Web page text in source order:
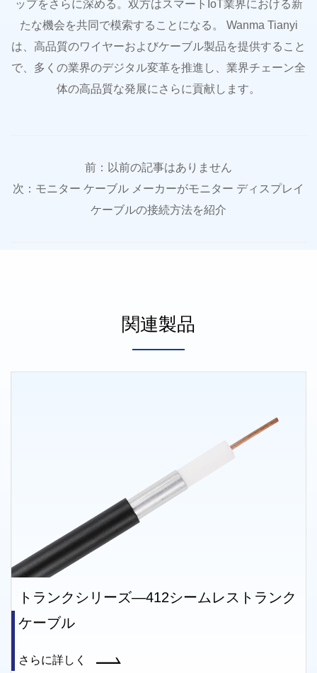
ップをさらに深める。双方はスマートIoT業界における新
たな機会を共同で模索することになる。 Wanma Tianyi
は、高品質のワイヤーおよびケーブル製品を提供すること
で、多くの業界のデジタル変革を推進し、業界チェーン全
体の高品質な発展にさらに貢献します。
前：以前の記事はありません
次：モニター ケーブル メーカーがモニター ディスプレイ
ケーブルの接続方法を紹介
関連製品
シームレストランク
トランクシリーズ